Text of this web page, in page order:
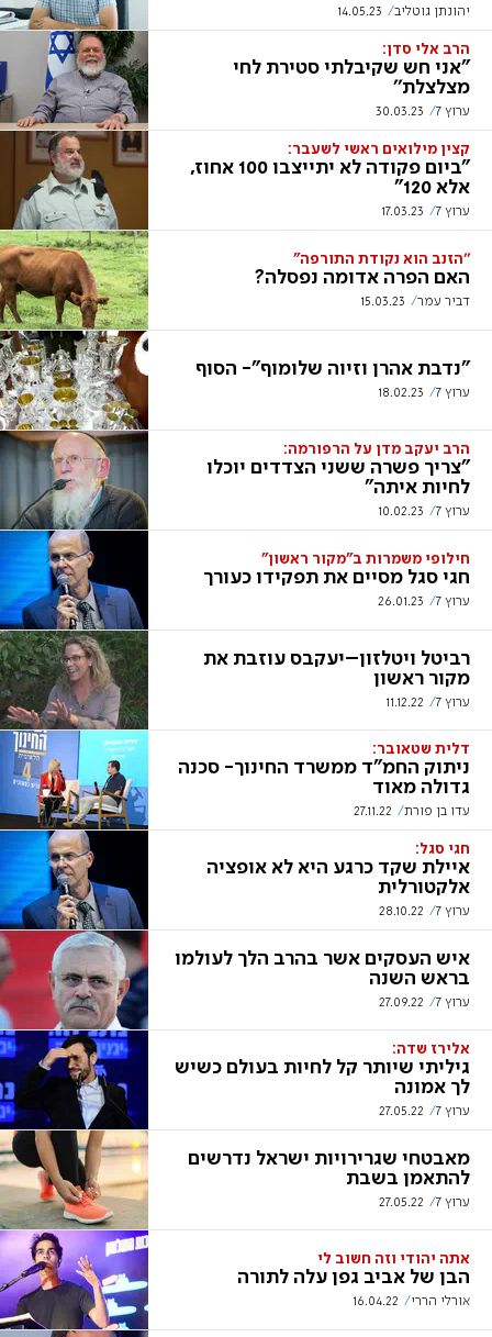
יהונתן גוטליב 14.05.23
הרב אלי סדן:
"אני חש שקיבלתי סטירת לחי
מצלצלת''
ערוץ 7 30.03.23
קצין מילואים ראשי לשעבר:
"ביום פקודה לא יתייצבו 100 אחוז,
אלא 120"
ערוץ 7 17.03.23
''הזנב הוא נקודת התורפה"
האם הפרה אדומה נפסלה?
דביר עמר 15.03.23
"נדבת אהרן וזיוה שלומוף"- הסוף
ערוץ 7 18.02.23
הרב יעקב מדן על הרפורמה:
"צריך פשרה ששני הצדדים יוכלו
לחיות איתה"
ערוץ 7 10.02.23
חילופי משמרות ב"מקור ראשון"
חגי סגל מסיים את תפקידו כעורך
ערוץ 7 26.01.23
רביטל ויטלזון–יעקבס עוזבת את
מקור ראשון
ערוץ 7 11.12.22
דלית שטאובר:
ניתוק החמ"ד ממשרד החינוך- סכנה
גדולה מאוד
עדו בן פורת 27.11.22
חגי סגל:
איילת שקד כרגע היא לא אופציה
אלקטורלית
ערוץ 7 28.10.22
איש העסקים אשר בהרב הלך לעולמו
בראש השנה
ערוץ 7 27.09.22
אלירז שדה:
גיליתי שיותר קל לחיות בעולם כשיש
לך אמונה
ערוץ 7 27.05.22
מאבטחי שגרירויות ישראל נדרשים
להתאמן בשבת
ערוץ 7 27.05.22
אתה יהודי וזה חשוב לי
הבן של אביב גפן עלה לתורה
אורלי הררי 16.04.22